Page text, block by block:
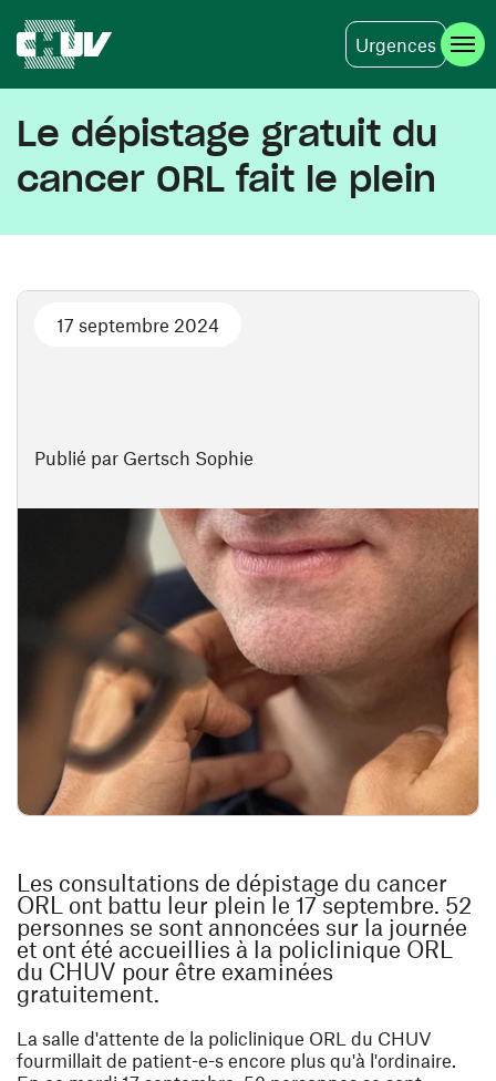
Urgences
Le dépistage gratuit du
cancer ORL fait le plein
Publié par Gertsch Sophie
17 septembre 2024
Les consultations de dépistage du cancer
ORL ont battu leur plein le 17 septembre. 52
personnes se sont annoncées sur la journée
et ont été accueillies à la policlinique ORL
du CHUV pour être examinées
gratuitement.
La salle d'attente de la policlinique ORL du CHUV
fourmillait de patient-e-s encore plus qu'à l'ordinaire.